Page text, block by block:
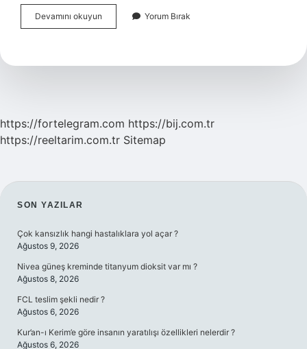
Devamını okuyun
Alınan
Morarır
Yorum Bırak
https://fortelegram.com https://bij.com.tr
https://reeltarim.com.tr Sitemap
SIDEBAR
SON YAZILAR
Çok kansızlık hangi hastalıklara yol açar ?
Ağustos 9, 2026
Nivea güneş kreminde titanyum dioksit var mı ?
Ağustos 8, 2026
FCL teslim şekli nedir ?
Ağustos 6, 2026
Kur’an-ı Kerim’e göre insanın yaratılışı özellikleri nelerdir ?
Ağustos 6, 2026